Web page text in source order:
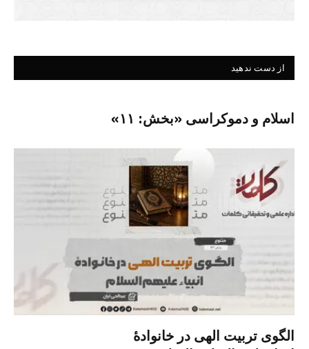
از دست ندهید
اسلام و دموکراسی «بخش: ۱۱»
الگوی تربیت الهی در خانوادۀ